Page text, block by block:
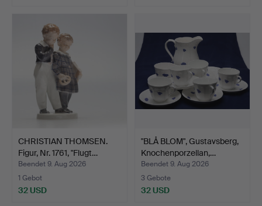
CHRISTIAN THOMSEN.
Figur, Nr. 1761, "Flugt…
Beendet 9. Aug 2026
1 Gebot
32 USD
"BLÅ BLOM", Gustavsberg,
Knochenporzellan,…
Beendet 9. Aug 2026
3 Gebote
32 USD